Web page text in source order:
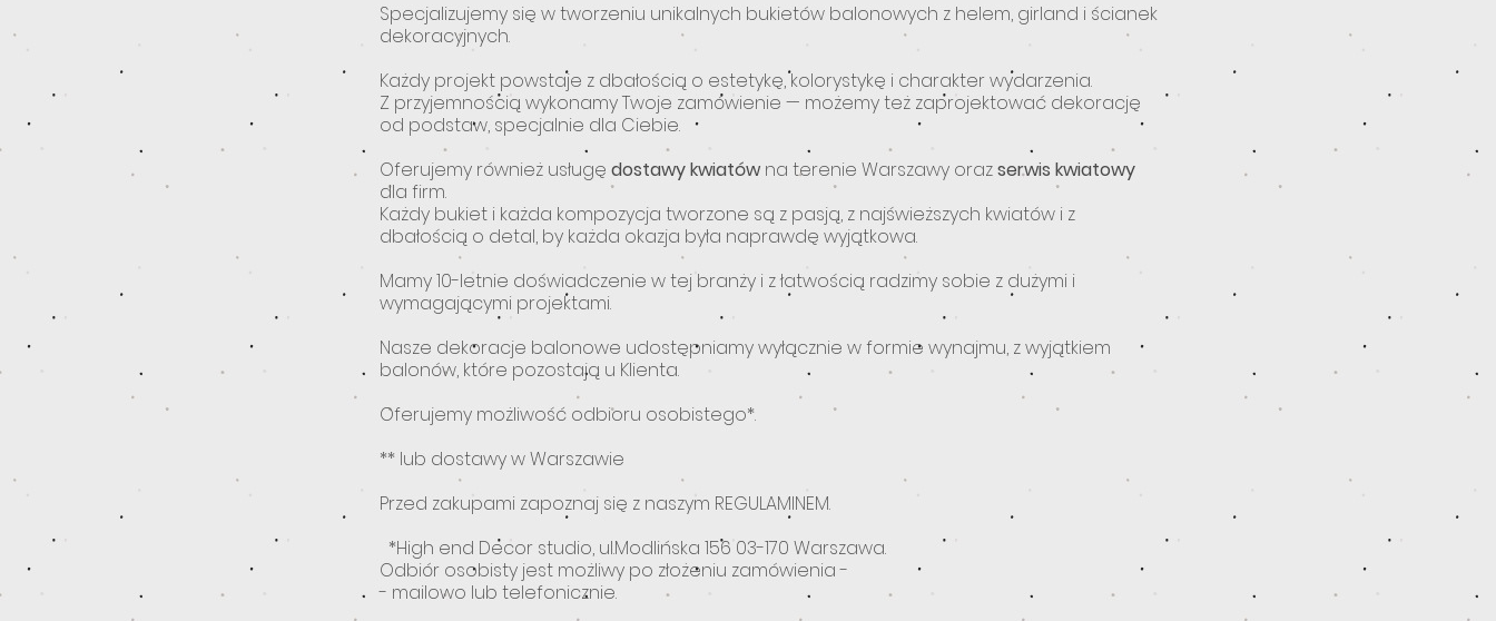
Specjalizujemy się w tworzeniu unikalnych bukietów balonowych z helem, girland i ścianek
dekoracyjnych.
Każdy projekt powstaje z dbałością o estetykę, kolorystykę i charakter wydarzenia.
Z przyjemnością wykonamy Twoje zamówienie — możemy też zaprojektować dekorację
od podstaw, specjalnie dla Ciebie.
Oferujemy również usługę dostawy kwiatów na terenie Warszawy orazserwis kwiatowy
dla firm.
Każdy bukiet i każda kompozycja tworzone są z pasją, z najświeższych kwiatów i z
dbałością o detal, by każda okazja była naprawdę wyjątkowa.
Mamy 10-letnie doświadczenie w tej branży i z łatwością radzimy sobie z dużymi i
wymagającymi projektami.
Nasze dekoracje balonowe udostępniamy wyłącznie w formie wynajmu, z wyjątkiem
balonów, które pozostają u Klienta.
Oferujemy możliwość odbioru osobistego*.
** lub dostawy w Warszawie
Przed zakupami zapoznaj się z naszym REGULAMINEM.
*High end Decor studio, ul.Modlińska 156 03-170 Warszawa.
Odbiór osobisty jest możliwy po złożeniu zamówienia -
- mailowo lub telefonicznie.